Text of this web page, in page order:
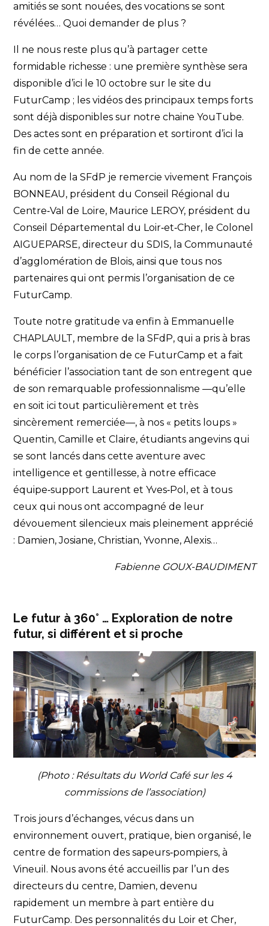
amitiés se sont nouées, des vocations se sont
révélées… Quoi demander de plus ?
Il ne nous reste plus qu’à partager cette
formidable richesse : une première synthèse sera
disponible d’ici le 10 octobre sur le site du
FuturCamp ; les vidéos des principaux temps forts
sont déjà disponibles sur notre chaine YouTube.
Des actes sont en préparation et sortiront d’ici la
fin de cette année.
Au nom de la SFdP je remercie vivement François
BONNEAU, président du Conseil Régional du
Centre‐Val de Loire, Maurice LEROY, président du
Conseil Départemental du Loir‐et‐Cher, le Colonel
AIGUEPARSE, directeur du SDIS, la Communauté
d’agglomération de Blois, ainsi que tous nos
partenaires qui ont permis l’organisation de ce
FuturCamp.
Toute notre gratitude va enfin à Emmanuelle
CHAPLAULT, membre de la SFdP, qui a pris à bras
le corps l’organisation de ce FuturCamp et a fait
bénéficier l’association tant de son entregent que
de son remarquable professionnalisme —qu’elle
en soit ici tout particulièrement et très
sincèrement remerciée—, à nos « petits loups »
Quentin, Camille et Claire, étudiants angevins qui
se sont lancés dans cette aventure avec
intelligence et gentillesse, à notre efficace
équipe‐support Laurent et Yves‐Pol, et à tous
ceux qui nous ont accompagné de leur
dévouement silencieux mais pleinement apprécié
: Damien, Josiane, Christian, Yvonne, Alexis…
Fabienne GOUX-BAUDIMENT
Le futur à 360° … Exploration de notre
futur, si différent et si proche
(Photo : Résultats du World Café sur les 4
commissions de l’association)
Trois jours d’échanges, vécus dans un
environnement ouvert, pratique, bien organisé, le
centre de formation des sapeurs‐pompiers, à
Vineuil. Nous avons été accueillis par l’un des
directeurs du centre, Damien, devenu
rapidement un membre à part entière du
FuturCamp. Des personnalités du Loir et Cher,